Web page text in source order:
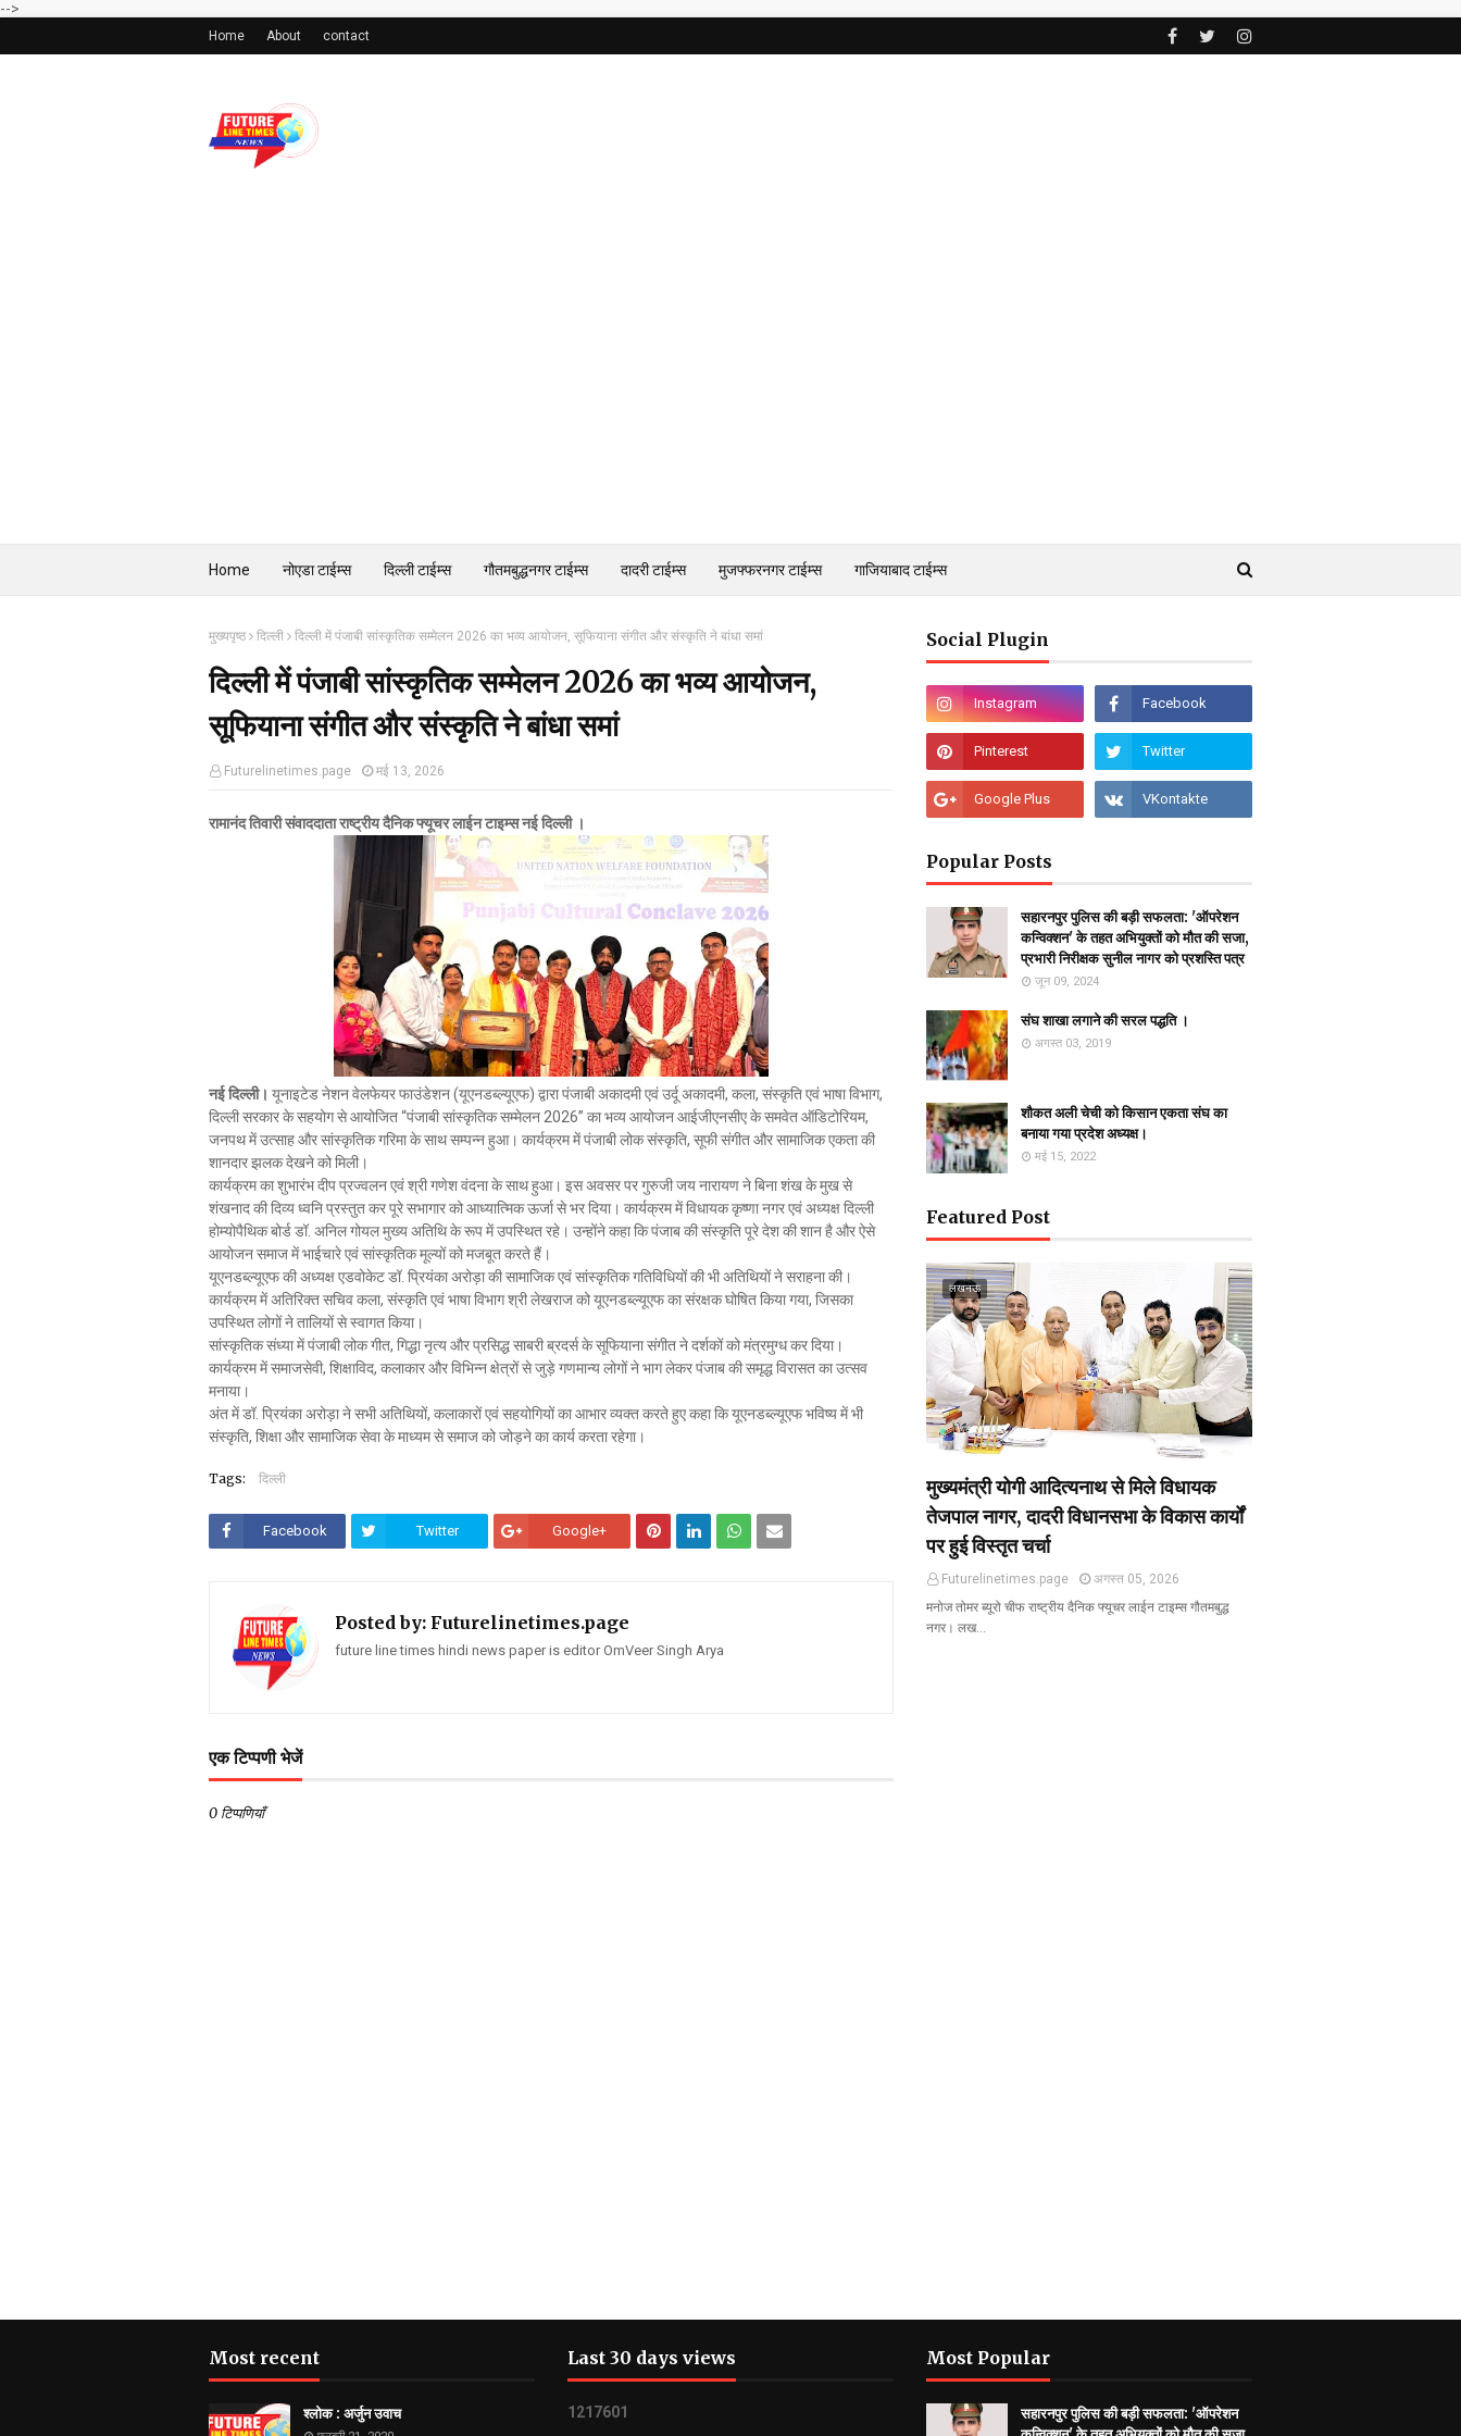
-->
Home About contact
Home नोएडा टाईम्स दिल्ली टाईम्स गौतमबुद्धनगर टाईम्स दादरी टाईम्स मुजफ्फरनगर टाईम्स गाजियाबाद टाईम्स
मुख्यपृष्ठ दिल्ली दिल्ली में पंजाबी सांस्कृतिक सम्मेलन 2026 का भव्य आयोजन, सूफियाना संगीत और संस्कृति ने बांधा समां
दिल्ली में पंजाबी सांस्कृतिक सम्मेलन 2026 का भव्य आयोजन,
सूफियाना संगीत और संस्कृति ने बांधा समां
Futurelinetimes.page मई 13, 2026
रामानंद तिवारी संवाददाता राष्ट्रीय दैनिक फ्यूचर लाईन टाइम्स नई दिल्ली ।
नई दिल्ली। यूनाइटेड नेशन वेलफेयर फाउंडेशन (यूएनडब्ल्यूएफ) द्वारा पंजाबी अकादमी एवं उर्दू अकादमी, कला, संस्कृति एवं भाषा विभाग,
दिल्ली सरकार के सहयोग से आयोजित “पंजाबी सांस्कृतिक सम्मेलन 2026” का भव्य आयोजन आईजीएनसीए के समवेत ऑडिटोरियम,
जनपथ में उत्साह और सांस्कृतिक गरिमा के साथ सम्पन्न हुआ। कार्यक्रम में पंजाबी लोक संस्कृति, सूफी संगीत और सामाजिक एकता की
शानदार झलक देखने को मिली।
कार्यक्रम का शुभारंभ दीप प्रज्वलन एवं श्री गणेश वंदना के साथ हुआ। इस अवसर पर गुरुजी जय नारायण ने बिना शंख के मुख से
शंखनाद की दिव्य ध्वनि प्रस्तुत कर पूरे सभागार को आध्यात्मिक ऊर्जा से भर दिया। कार्यक्रम में विधायक कृष्णा नगर एवं अध्यक्ष दिल्ली
होम्योपैथिक बोर्ड डॉ. अनिल गोयल मुख्य अतिथि के रूप में उपस्थित रहे। उन्होंने कहा कि पंजाब की संस्कृति पूरे देश की शान है और ऐसे
आयोजन समाज में भाईचारे एवं सांस्कृतिक मूल्यों को मजबूत करते हैं।
यूएनडब्ल्यूएफ की अध्यक्ष एडवोकेट डॉ. प्रियंका अरोड़ा की सामाजिक एवं सांस्कृतिक गतिविधियों की भी अतिथियों ने सराहना की।
कार्यक्रम में अतिरिक्त सचिव कला, संस्कृति एवं भाषा विभाग श्री लेखराज को यूएनडब्ल्यूएफ का संरक्षक घोषित किया गया, जिसका
उपस्थित लोगों ने तालियों से स्वागत किया।
सांस्कृतिक संध्या में पंजाबी लोक गीत, गिद्धा नृत्य और प्रसिद्ध साबरी ब्रदर्स के सूफियाना संगीत ने दर्शकों को मंत्रमुग्ध कर दिया।
कार्यक्रम में समाजसेवी, शिक्षाविद, कलाकार और विभिन्न क्षेत्रों से जुड़े गणमान्य लोगों ने भाग लेकर पंजाब की समृद्ध विरासत का उत्सव
मनाया।
अंत में डॉ. प्रियंका अरोड़ा ने सभी अतिथियों, कलाकारों एवं सहयोगियों का आभार व्यक्त करते हुए कहा कि यूएनडब्ल्यूएफ भविष्य में भी
संस्कृति, शिक्षा और सामाजिक सेवा के माध्यम से समाज को जोड़ने का कार्य करता रहेगा।
Tags: दिल्ली
Facebook Twitter Google+
Posted by: Futurelinetimes.page
future line times hindi news paper is editor OmVeer Singh Arya
एक टिप्पणी भेजें
0 टिप्पणियाँ
Social Plugin
Popular Posts
सहारनपुर पुलिस की बड़ी सफलता: 'ऑपरेशन
कन्विक्शन' के तहत अभियुक्तों को मौत की सजा,
प्रभारी निरीक्षक सुनील नागर को प्रशस्ति पत्र
जून 09, 2024
संघ शाखा लगाने की सरल पद्धति ।
अगस्त 03, 2019
शौकत अली चेची को किसान एकता संघ का
बनाया गया प्रदेश अध्यक्ष।
मई 15, 2022
Featured Post
लखनऊ
मुख्यमंत्री योगी आदित्यनाथ से मिले विधायक
तेजपाल नागर, दादरी विधानसभा के विकास कार्यों
पर हुई विस्तृत चर्चा
Futurelinetimes.page
अगस्त 05, 2026
मनोज तोमर ब्यूरो चीफ राष्ट्रीय दैनिक फ्यूचर लाईन टाइम्स गौतमबुद्ध
नगर। लख…
Most recent
श्लोक : अर्जुन उवाच
Last 30 days views
1 21 7601
Most Popular
सहारनपुर पुलिस की बड़ी सफलता: 'ऑपरेशन